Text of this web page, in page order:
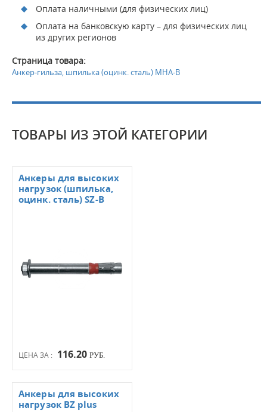
Оплата наличными (для физических лиц)
Оплата на банковскую карту – для физических лиц
из других регионов
Страница товара:
Анкер-гильза, шпилька (оцинк. сталь) MHA-B
ТОВАРЫ ИЗ ЭТОЙ КАТЕГОРИИ
ЦЕНА ЗА : 116.20 РУБ.
Анкеры для высоких
нагрузок (шпилька,
оцинк. сталь) SZ-В
Анкеры для высоких
нагрузок BZ plus